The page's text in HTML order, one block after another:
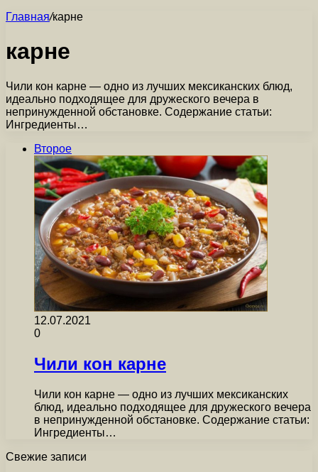
Главная/карне
карне
Чили кон карне — одно из лучших мексиканских блюд,
идеально подходящее для дружеского вечера в
непринужденной обстановке. Содержание статьи:
Ингредиенты…
Второе
12.07.2021
0
Чили кон карне
Чили кон карне — одно из лучших мексиканских
блюд, идеально подходящее для дружеского вечера
в непринужденной обстановке. Содержание статьи:
Ингредиенты…
Свежие записи